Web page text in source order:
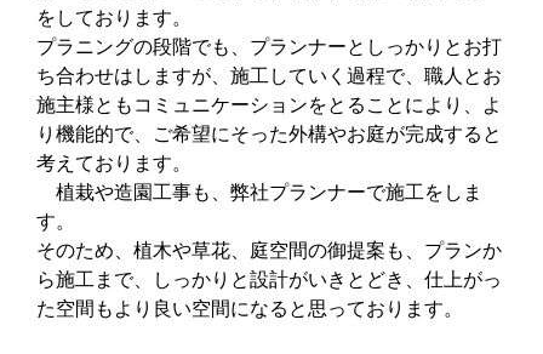
をしております。
プラニングの段階でも、プランナーとしっかりとお打
ち合わせはしますが、施工していく過程で、職人とお
施主様ともコミュニケーションをとることにより、よ
り機能的で、ご希望にそった外構やお庭が完成すると
考えております。
植栽や造園工事も、弊社プランナーで施工をしま
す。
そのため、植木や草花、庭空間の御提案も、プランか
ら施工まで、しっかりと設計がいきとどき、仕上がっ
た空間もより良い空間になると思っております。